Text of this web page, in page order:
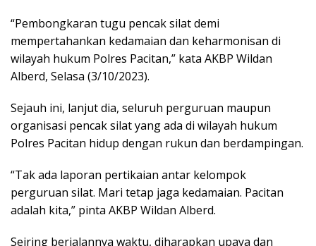
“Pembongkaran tugu pencak silat demi
mempertahankan kedamaian dan keharmonisan di
wilayah hukum Polres Pacitan,” kata AKBP Wildan
Alberd, Selasa (3/10/2023).
Sejauh ini, lanjut dia, seluruh perguruan maupun
organisasi pencak silat yang ada di wilayah hukum
Polres Pacitan hidup dengan rukun dan berdampingan.
“Tak ada laporan pertikaian antar kelompok
perguruan silat. Mari tetap jaga kedamaian. Pacitan
adalah kita,” pinta AKBP Wildan Alberd.
Seiring berjalannya waktu, diharapkan upaya dan